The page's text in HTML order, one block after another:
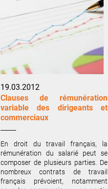
19.03.2012
Clauses de rémunération
variable des dirigeants et
commerciaux
En droit du travail français, la
rémunération du salarié peut se
composer de plusieurs parties. De
nombreux contrats de travail
français prévoient, notamment